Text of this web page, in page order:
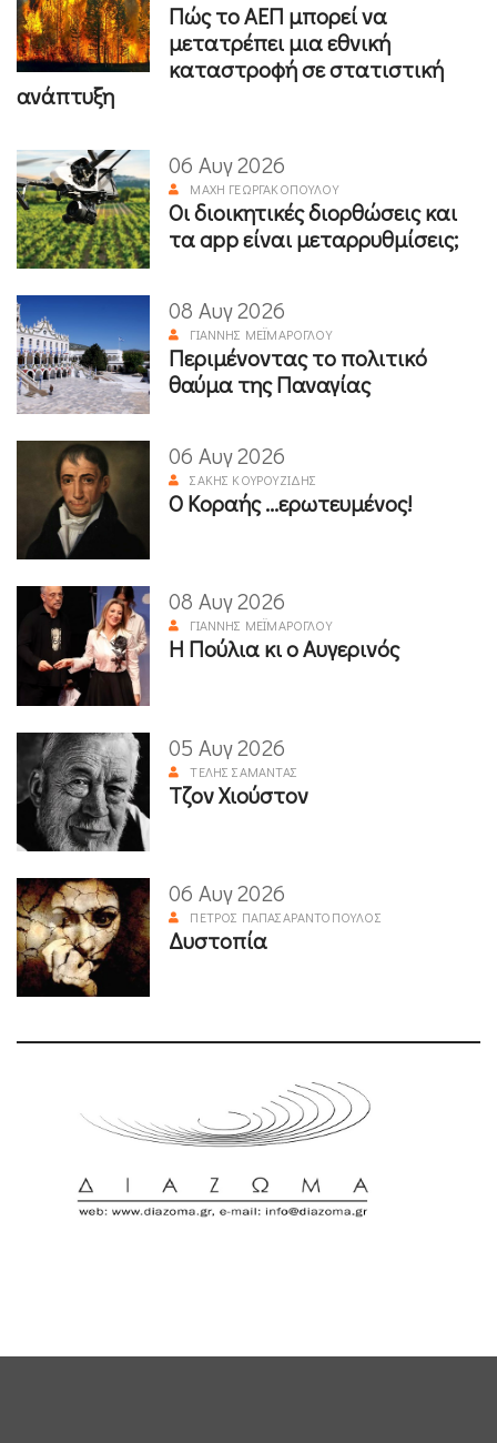
Πώς το ΑΕΠ μπορεί να
μετατρέπει μια εθνική
καταστροφή σε στατιστική
ανάπτυξη
06 Αυγ 2026
ΜΆΧΗ ΓΕΩΡΓΑΚΟΠΟΎΛΟΥ
Οι διοικητικές διορθώσεις και
τα app είναι μεταρρυθμίσεις;
08 Αυγ 2026
ΓΙΆΝΝΗΣ ΜΕΪΜΆΡΟΓΛΟΥ
Περιμένοντας το πολιτικό
θαύμα της Παναγίας
06 Αυγ 2026
ΣΆΚΗΣ ΚΟΥΡΟΥΖΊΔΗΣ
Ο Κοραής ...ερωτευμένος!
08 Αυγ 2026
ΓΙΆΝΝΗΣ ΜΕΪΜΆΡΟΓΛΟΥ
Η Πούλια κι ο Αυγερινός
05 Αυγ 2026
ΤΈΛΗΣ ΣΑΜΑΝΤΆΣ
Τζον Χιούστον
06 Αυγ 2026
ΠΈΤΡΟΣ ΠΑΠΑΣΑΡΑΝΤΌΠΟΥΛΟΣ
Δυστοπία